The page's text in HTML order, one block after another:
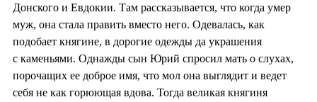
Донского и Евдокии. Там рассказывается, что когда умер
муж, она стала править вместо него. Одевалась, как
подобает княгине, в дорогие одежды да украшения
с каменьями. Однажды сын Юрий спросил мать о слухах,
порочащих ее доброе имя, что мол она выглядит и ведет
себя не как горюющая вдова. Тогда великая княгиня